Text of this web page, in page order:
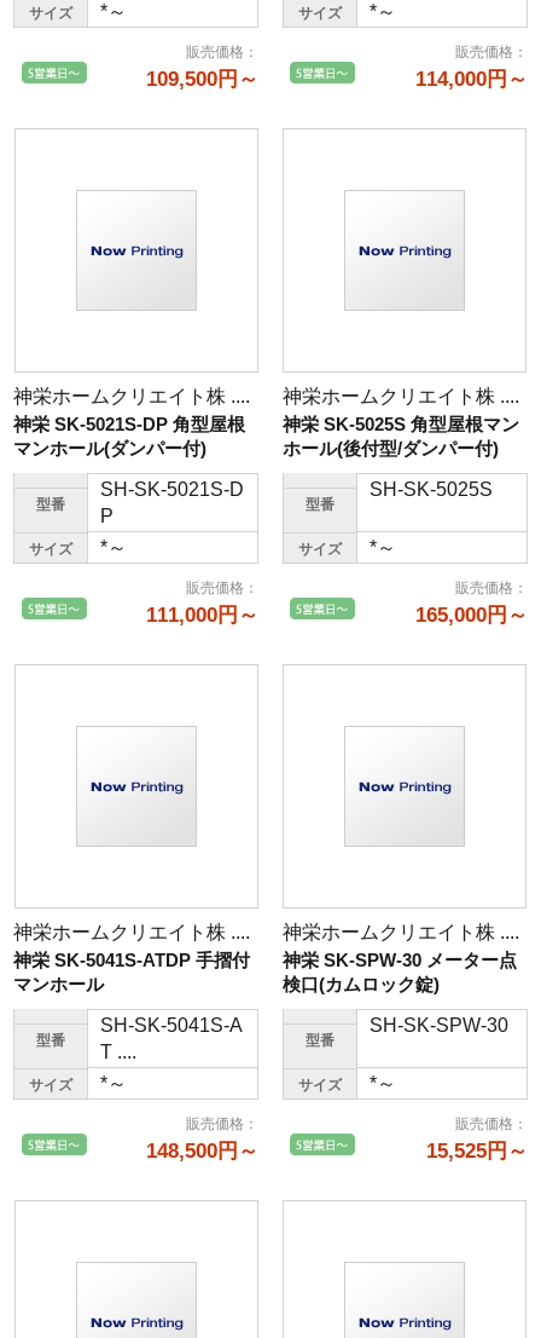
サイズ *～
販売価格 ：
109,500円～
サイズ *～
販売価格 ：
114,000円～
神栄ホームクリエイト株 ....
神栄 SK-5021S-DP 角型屋根
マンホール(ダンパー付)
型番
SH-SK-5021S-D
P
サイズ *～
販売価格 ：
111,000円～
神栄ホームクリエイト株 ....
神栄 SK-5025S 角型屋根マン
ホール(後付型/ダンパー付)
型番
SH-SK-5025S
サイズ *～
販売価格 ：
165,000円～
神栄ホームクリエイト株 ....
神栄 SK-5041S-ATDP 手摺付
マンホール
型番
SH-SK-5041S-A
T ....
サイズ *～
販売価格 ：
148,500円～
神栄ホームクリエイト株 ....
神栄 SK-SPW-30 メーター点
検口(カムロック錠)
型番
SH-SK-SPW-30
サイズ *～
販売価格 ：
15,525円～